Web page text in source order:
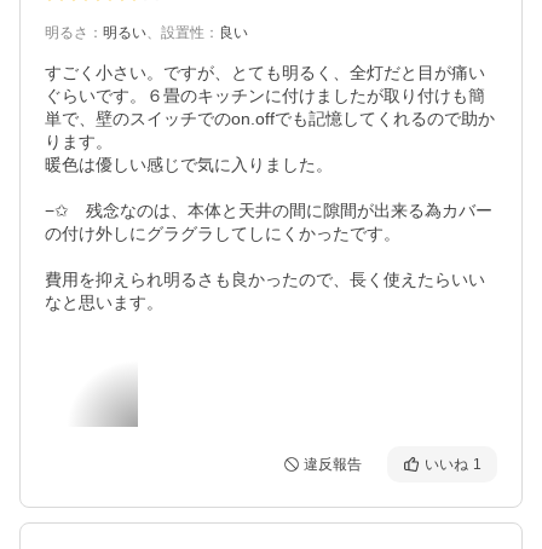
明るさ ： 明るい、 設置性 ： 良い
すごく小さい。ですが、とても明るく、全灯だと目が痛い
ぐらいです。６畳のキッチンに付けましたが取り付けも簡
単で、壁のスイッチでのon.offでも記憶してくれるので助か
ります。
暖色は優しい感じで気に入りました。
−✩　残念なのは、本体と天井の間に隙間が出来る為カバー
の付け外しにグラグラしてしにくかったです。
費用を抑えられ明るさも良かったので、長く使えたらいい
なと思います。
違反報告 いいね 1